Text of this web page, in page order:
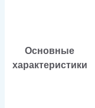
Основные
характеристики